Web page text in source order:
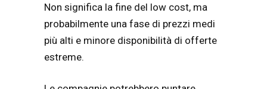
Non significa la fine del low cost, ma
probabilmente una fase di prezzi medi
più alti e minore disponibilità di offerte
estreme.